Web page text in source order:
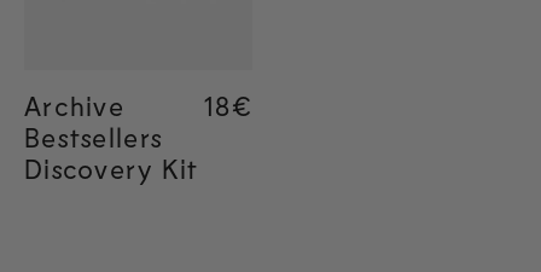
Archive
Bestsellers
Discovery Kit
Regular price
18€